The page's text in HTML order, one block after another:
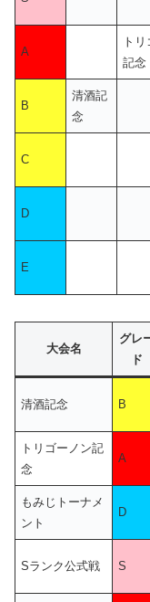
A
ト
記念
B
清酒記
念
C
D
E
大会名
グレ
ド
清酒記念 B
トリゴーノン記
念
A
もみじトーナメ
ント
D
Sランク公式戦 S